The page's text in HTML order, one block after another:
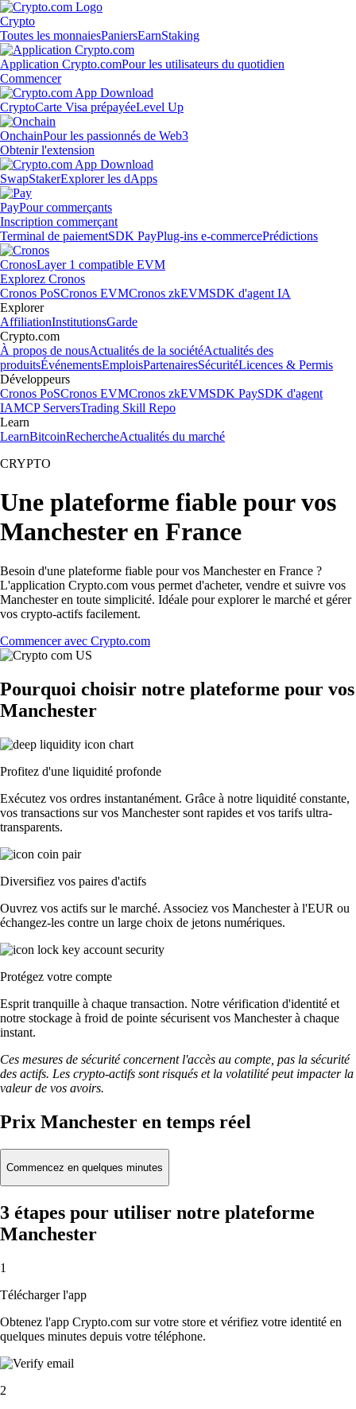
Crypto
Toutes les monnaiesPaniersEarnStaking
Application Crypto.comPour les utilisateurs du quotidien
Commencer
CryptoCarte Visa prépayéeLevel Up
OnchainPour les passionnés de Web3
Obtenir l'extension
SwapStakerExplorer les dApps
PayPour commerçants
Inscription commerçant
Terminal de paiementSDK PayPlug-ins e-commercePrédictions
CronosLayer 1 compatible EVM
Explorez Cronos
Cronos PoSCronos EVMCronos zkEVMSDK d'agent IA
Explorer
AffiliationInstitutionsGarde
Crypto.com
À propos de nousActualités de la sociétéActualités des
produitsÉvénementsEmploisPartenairesSécuritéLicences & Permis
Développeurs
Cronos PoSCronos EVMCronos zkEVMSDK PaySDK d'agent
IAMCP ServersTrading Skill Repo
Learn
LearnBitcoinRechercheActualités du marché
CRYPTO
Une plateforme fiable pour vos
Manchester en France
Besoin d'une plateforme fiable pour vos Manchester en France ?
L'application Crypto.com vous permet d'acheter, vendre et suivre vos
Manchester en toute simplicité. Idéale pour explorer le marché et gérer
vos crypto-actifs facilement.
Commencer avec Crypto.com
Pourquoi choisir notre plateforme pour vos
Manchester
Profitez d'une liquidité profonde
Exécutez vos ordres instantanément. Grâce à notre liquidité constante,
vos transactions sur vos Manchester sont rapides et vos tarifs ultra-
transparents.
Diversifiez vos paires d'actifs
Ouvrez vos actifs sur le marché. Associez vos Manchester à l'EUR ou
échangez-les contre un large choix de jetons numériques.
Protégez votre compte
Esprit tranquille à chaque transaction. Notre vérification d'identité et
notre stockage à froid de pointe sécurisent vos Manchester à chaque
instant.
Ces mesures de sécurité concernent l'accès au compte, pas la sécurité
des actifs. Les crypto-actifs sont risqués et la volatilité peut impacter la
valeur de vos avoirs.
Prix Manchester en temps réel
Commencez en quelques minutes
3 étapes pour utiliser notre plateforme
Manchester
1
Télécharger l'app
Obtenez l'app Crypto.com sur votre store et vérifiez votre identité en
quelques minutes depuis votre téléphone.
2